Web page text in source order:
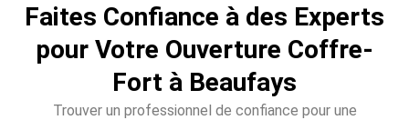
Faites Confiance à des Experts
pour Votre Ouverture Coffre-
Fort à Beaufays
Trouver un professionnel de confiance pour une